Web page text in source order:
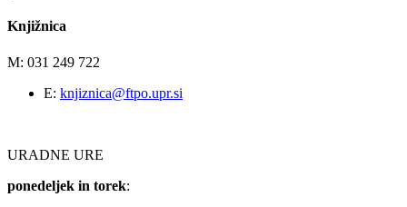
Knjižnica
M: 031 249 722
E: knjiznica@ftpo.upr.si
URADNE URE
ponedeljek in torek: